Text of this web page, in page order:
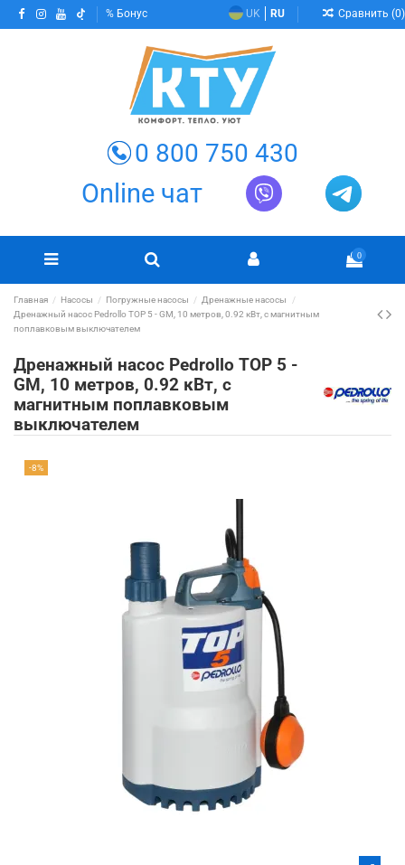
Бонус UK RU Сравнить (0)
0 800 750 430
Online чат
0
Главная Насосы Погружные насосы
Дренажные насосы
Дренажный насос Pedrollo TOP 5 - GM, 10 метров, 0.92 кВт, с магнитным
поплавковым выключателем
Дренажный насос Pedrollo TOP 5 -
GM, 10 метров, 0.92 кВт, с
магнитным поплавковым
выключателем
-8%